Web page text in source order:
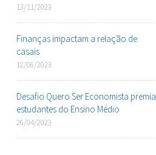
13/11/2023
Finanças impactam a relação de
casais
12/06/2023
Desafio Quero Ser Economista premia
estudantes do Ensino Médio
26/04/2023